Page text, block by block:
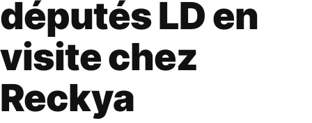
députés LD en
visite chez
Reckya